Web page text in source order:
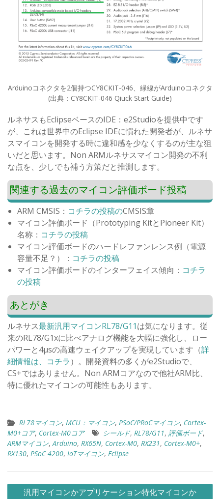
Arduinoコネクタを2個持つCY8CKIT-046、緑線がArduinoコネクタ
(出典：CY8CKIT-046 Qiuck Start Guide)
ルネサスもEclipseベースのIDE：e2Studioを提供中です
が、これは世界中のEclipse IDEに慣れた開発者が、ルネサ
スマイコンを開発する時に違和感を少なくするのが主な狙
いだと思います。Non ARMルネサスマイコン開発の不利
な点を、少しでも補う方策だと推測します。
関連する過去のマイコン評価ボード投稿
ARM CMSIS： コチラの投稿のCMSIS章
マイコン評価ボード（Prototyping KitとPioneer Kit）
名称： コチラの投稿
マイコン評価ボードのハードレファンレンス例（電源
容量不足？）： コチラの投稿
マイコン評価ボードのインターフェイス傾向： コチラ
の投稿
あとがき
ルネサス最新汎用マイコンRL78/G11は気になります。従
来のRL78/G1xに比べアナログ機能を大幅に強化し、ロー
パワーと4μsの高速ウェイクアップを実現しています（詳
細情報は、コチラ）。開発資料の多くがe2Studioで、
CS+ではありません。Non ARMコアなので他社ARM比、
特に優れたマイコンの可能性もあります。
RL78マイコン, MCU：マイコン, PSoC/PRoCマイコン, Cortex-
M0+コア, Cortex-M0コア シールド, RL78/G11, 評価ボード,
ARMマイコン,Arduino, RX65N, Cortex-M0, RX231, Cortex-M0+,
RX130, PSoC 4200, IoTマイコン, Eclipse
汎用マイコンかアプリケーション特化マイコンか